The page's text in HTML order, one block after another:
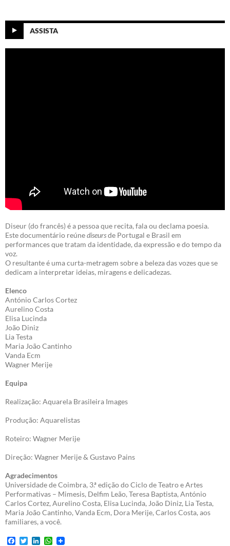
ASSISTA
Diseur (do francês) é a pessoa que recita, fala ou declama poesia.
Este documentário reúnediseursde Portugal e Brasil em
performances que tratam da identidade, da expressão e do tempo da
voz.
O resultante é uma curta-metragem sobre a beleza das vozes que se
dedicam a interpretar ideias, miragens e delicadezas.
Elenco
António Carlos Cortez
Aurelino Costa
Elisa Lucinda
João Diniz
Lia Testa
Maria João Cantinho
Vanda Ecm
Wagner Merije
Equipa
Realização: Aquarela Brasileira Images
Produção: Aquarelistas
Roteiro: Wagner Merije
Direção: Wagner Merije & Gustavo Pains
Agradecimentos
Universidade de Coimbra, 3.ª edição do Ciclo de Teatro e Artes
Performativas – Mimesis, Delfim Leão, Teresa Baptista, António
Carlos Cortez, Aurelino Costa, Elisa Lucinda, João Diniz, Lia Testa,
Maria João Cantinho, Vanda Ecm, Dora Merije, Carlos Costa, aos
familiares, a você.
F
T
W